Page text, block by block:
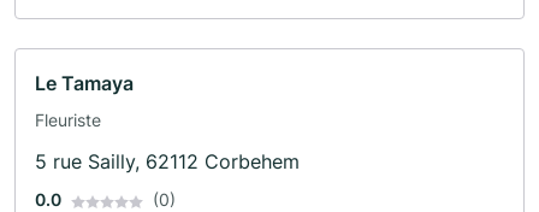
Le Tamaya
Fleuriste
5 rue Sailly, 62112 Corbehem
0.0 (0)